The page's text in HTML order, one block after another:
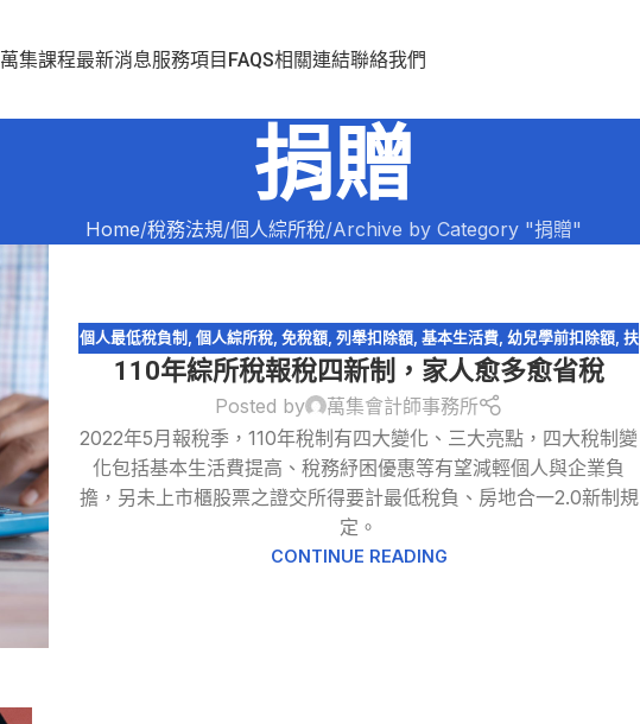
萬集課程最新消息服務項目 FAQS相關連結聯絡我們
捐贈
Home 稅務法規 個人綜所稅 Archive by Category "捐贈"
個人最低稅負制 , 個人綜所稅, 免稅額, 列舉扣除額, 基本生活費, 幼兒學前扣除額, 扶
養親屬扣除額,捐贈,教育學費特別扣除額,標準扣除額, 稅務法規,綜所稅免稅額
所稅身心障礙扣除額 , 股利收入
110年綜所稅報稅四新制，家人愈多愈省稅
Posted by
萬集會計師事務所
2022年5月報稅季，110年稅制有四大變化、三大亮點，四大稅制變
化包括基本生活費提高、稅務紓困優惠等有望減輕個人與企業負
擔，另未上市櫃股票之證交所得要計最低稅負、房地合一2.0新制規
定。
CONTINUE READING